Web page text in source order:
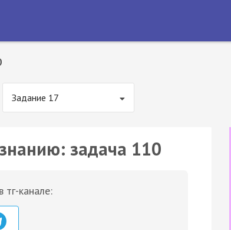
Задание 17
задача 110
тг-канале: